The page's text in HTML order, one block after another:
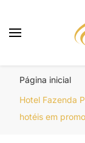
Página inicial
Hotel Fazenda
hotéis em